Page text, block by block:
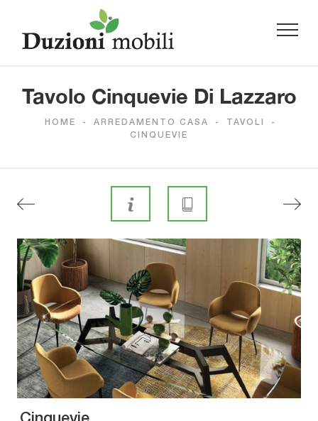
Tavolo Cinquevie Di Lazzaro
HOME - ARREDAMENTO CASA - TAVOLI
-
CINQUEVIE